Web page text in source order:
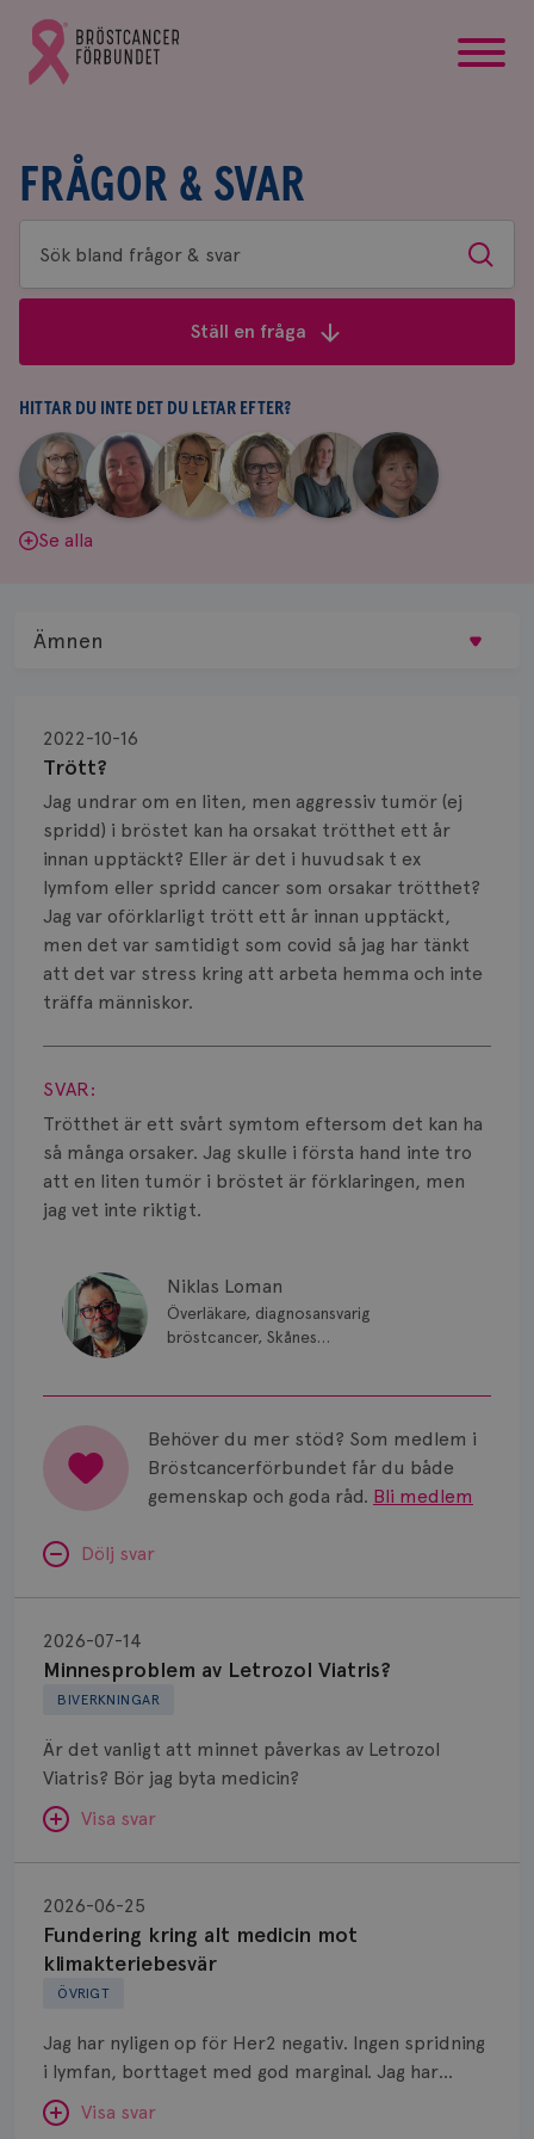
Gå
till
Bröstcancerförbundets
FRÅGOR & SVAR
Sök
bland
&
svar
Sök
Ställ en fråga
HITTAR DU INTE DET DU LETAR EFTER?
Aina
Johnsson
|
Anne
Andersson
Fredrika
Killander
|
Jeanette
Bäcklund
|
Maria
Edegran
|
Yvette
Andersson
Se alla
Trött?
2022-10-16
Jag undrar om en liten, men aggressiv tumör (ej
spridd) i bröstet kan ha orsakat trötthet ett år
innan upptäckt? Eller är det i huvudsak t ex
lymfom eller spridd cancer som orsakar trötthet?
Jag var oförklarligt trött ett år innan upptäckt,
men det var samtidigt som covid så jag har tänkt
att det var stress kring att arbeta hemma och inte
träffa människor.
Visa svar
SVAR:
Trötthet är ett svårt symtom eftersom det kan ha
så många orsaker. Jag skulle i första hand inte tro
att en liten tumör i bröstet är förklaringen, men
jag vet inte riktigt.
Niklas Loman
Överläkare, diagnosansvarig
bröstcancer, Skånes
Behöver du mer stöd? Som medlem i
Bröstcancerförbundet får du både
gemenskap och goda råd. Bli medlem
Dölj svar
BIVERKNINGAR
Minnesproblem av Letrozol Viatris?
2026-07-14
Är det vanligt att minnet påverkas av Letrozol
Viatris? Bör jag byta medicin?
Visa svar
SVAR:
Hej. Oavsett vilken hormonsänkande behandling
(men även cytostatika) man får så kan en del
uppleva negativ påverkan på minnet. Prata din
märke eller annan aromatashämmare. Det kan ofta
vara bra att ha en paus först, för att se att
besvären blir bättre, men bäst är att prata med
Letrozol
Viatris?
ÖVRIGT
Fundering kring alt medicin mot
klimakteriebesvär
2026-06-25
Jag har nyligen op för Her2 negativ. Ingen spridning
i lymfan, borttaget med god marginal. Jag har
genomgått en 5 dagars strålning och är färdig
behandlad. Efter att jag nu slutat med östrogen-
Visa svar
kring
medicin
Ämnen
Biopsi
Biverkningar
Bröstvårta
Knöl
Läkemedel
Prognos
Risker
Strålning
Vätska